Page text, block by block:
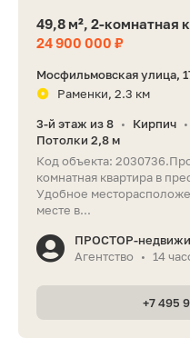
49,8 м², 2-комнатная
24 900 000 ₽
Мосфильмовская улица,
Раменки, 2.3 км
3-й этаж из 8 • Кирпич •
Потолки 2,8 м
Код объекта:
комнатная квартира в
Удобное
месте в...
ПРОСТОР-
Агентство
• 14
+7 495